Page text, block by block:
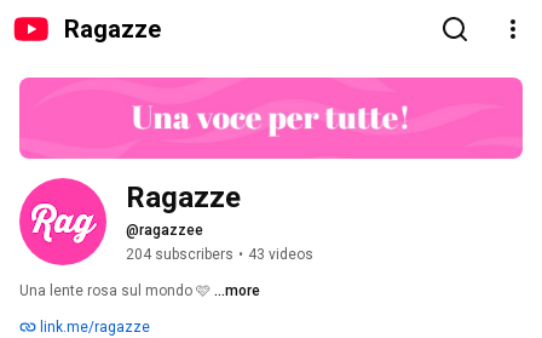
Ragazze
Ragazze
@ragazzee
204 subscribers • 43 videos
Una lente rosa sul mondo 🩷 ...more
link.me/ragazze